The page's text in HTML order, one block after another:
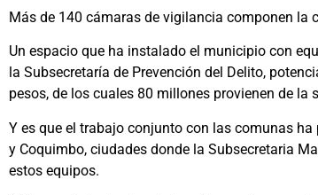
Más de 140 cámaras de vigilancia componen la
Un espacio que ha instalado el municipio con
la Subsecretaría de Prevención del Delito,
pesos, de los cuales 80 millones provienen de la
Y es que el trabajo conjunto con las comunas
y Coquimbo, ciudades donde la Subsecretaria
estos equipos.